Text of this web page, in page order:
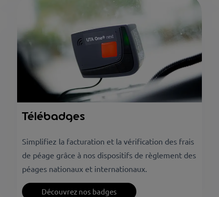
Télébadges
Simplifiez la facturation et la vérification des frais
de péage grâce à nos dispositifs de règlement des
péages nationaux et internationaux.
Découvrez nos badges